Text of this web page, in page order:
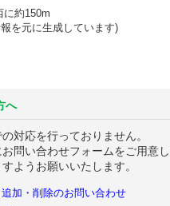
に約150m
を元に生成しています)
へ
対応を行っておりません。
問い合わせフォームをご用意
ようお願いいたします。
加・削除のお問い合わせ